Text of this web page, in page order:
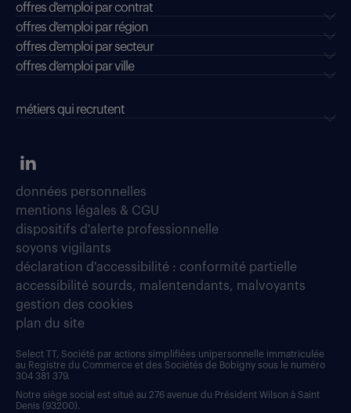
offres d'emploi par contrat
offres d'emploi par région
offres d'emploi par secteur
offres d’emploi par ville
métiers qui recrutent
données personnelles
mentions légales & CGU
dispositifs d'alerte professionnelle
soyons vigilants
déclaration d'accessibilité : conformité partielle
accessibilité sourds, malentendants, malvoyants
gestion des cookies
plan du site
Select TT, Société par actions simplifiées unipersonnelle immatriculée
au Registre du Commerce et des Sociétés de Bobigny sous le numéro
304 381 379.
Notre siège social est situé au 276 avenue du Président Wilson à Saint
Denis (93200).